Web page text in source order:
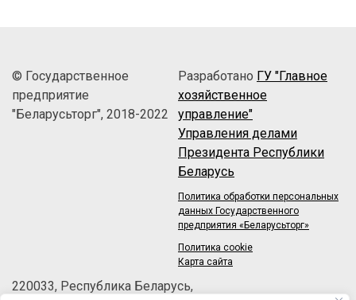
© Государственное
предприятие
"Беларусьторг", 2018-2022
Разработано ГУ "Главное
хозяйственное
управление"
Управления делами
Президента Республики
Беларусь
Политика обработки персональных
данных Государственного
предприятия «Беларусьторг»
Политика cookie
Карта сайта
220033, Республика Беларусь,